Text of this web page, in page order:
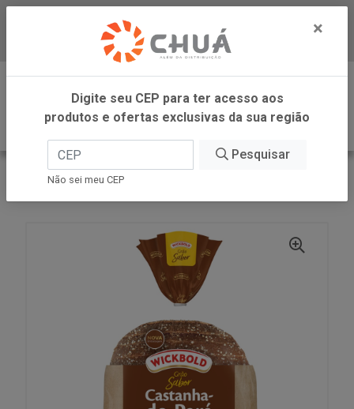
Baixe já nosso APP
0
INÍCIO
×
Digite seu CEP para ter acesso aos
produtos e ofertas exclusivas da sua região
Pesquisar
Não sei meu CEP